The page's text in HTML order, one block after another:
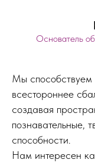
Основатель
Мы способствуем
всестороннее
создавая
познавательные,
способности.
Нам интересен